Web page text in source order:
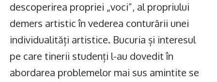
descoperirea propriei „voci”, al propriului
demers artistic în vederea conturării unei
individualități artistice. Bucuria și interesul
pe care tinerii studenți l-au dovedit în
abordarea problemelor mai sus amintite se